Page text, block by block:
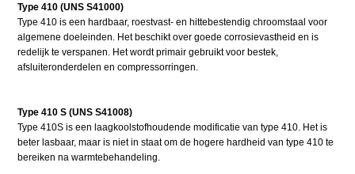
Type 410 (UNS S41000)
Type 410 is een hardbaar, roestvast- en hittebestendig chroomstaal voor
algemene doeleinden. Het beschikt over goede corrosievastheid en is
redelijk te verspanen. Het wordt primair gebruikt voor bestek,
afsluiteronderdelen en compressorringen.
Type 410 S (UNS S41008)
Type 410S is een laagkoolstofhoudende modificatie van type 410. Het is
beter lasbaar, maar is niet in staat om de hogere hardheid van type 410 te
bereiken na warmtebehandeling.